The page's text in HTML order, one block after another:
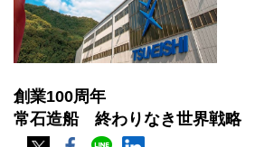
創業100周年
常石造船 終わりなき世界戦略